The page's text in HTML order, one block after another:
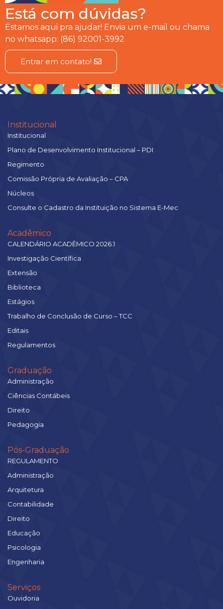
Está com dúvidas?
Estamos aqui pra ajudar! Envia um e-mail ou chama
no whatsapp: (86) 92001-3992
Entrar em contato!
Institucional
Institucional
Plano de Desenvolvimento Institucional – PDI
Regimento
Comissão Própria de Avaliação – CPA
Núcleos
Consulte o Cadastro da Instituição no Sistema E-Mec
Acadêmico
CALENDÁRIO ACADÊMICO 2026.1
Investigação Científica
Extensão
Biblioteca
Estágios
Trabalho de Conclusão de Curso – TCC
Editais
Regulamentos
Graduação
Administração
Ciências Contábeis
Direito
Pedagogia
Pós-Graduação
REGULAMENTO
Administração
Arquitetura
Contabilidade
Direito
Educação
Psicologia
Engenharia
Serviços
Ouvidoria